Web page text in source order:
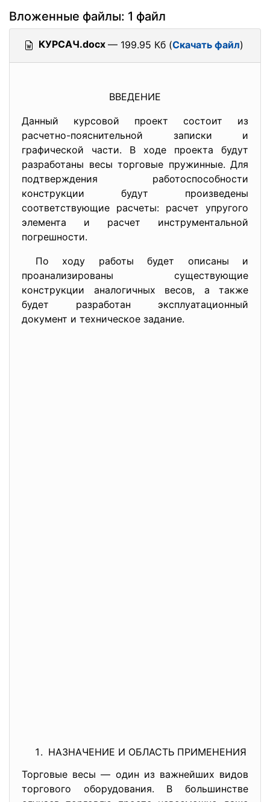
Вложенные файлы: 1 файл
КУРСАЧ.docx — 199.95 Кб (Скачать файл)
ВВЕДЕНИЕ
Данный курсовой проект состоит из
расчетно-пояснительной записки и
графической части. В ходе проекта будут
разработаны весы торговые пружинные. Для
подтверждения работоспособности
конструкции будут произведены
соответствующие расчеты: расчет упругого
элемента и расчет инструментальной
погрешности.
По ходу работы будет описаны и
проанализированы существующие
конструкции аналогичных весов, а также
будет разработан эксплуатационный
документ и техническое задание.
НАЗНАЧЕНИЕ И ОБЛАСТЬ ПРИМЕНЕНИЯ
Торговые весы — один из важнейших видов
торгового оборудования. В большинстве